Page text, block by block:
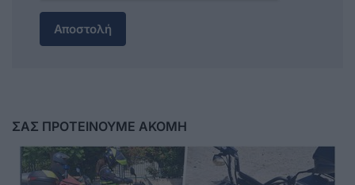
Αποστολή
ΣΑΣ ΠΡΟΤΕΙΝΟΥΜΕ ΑΚΟΜΗ